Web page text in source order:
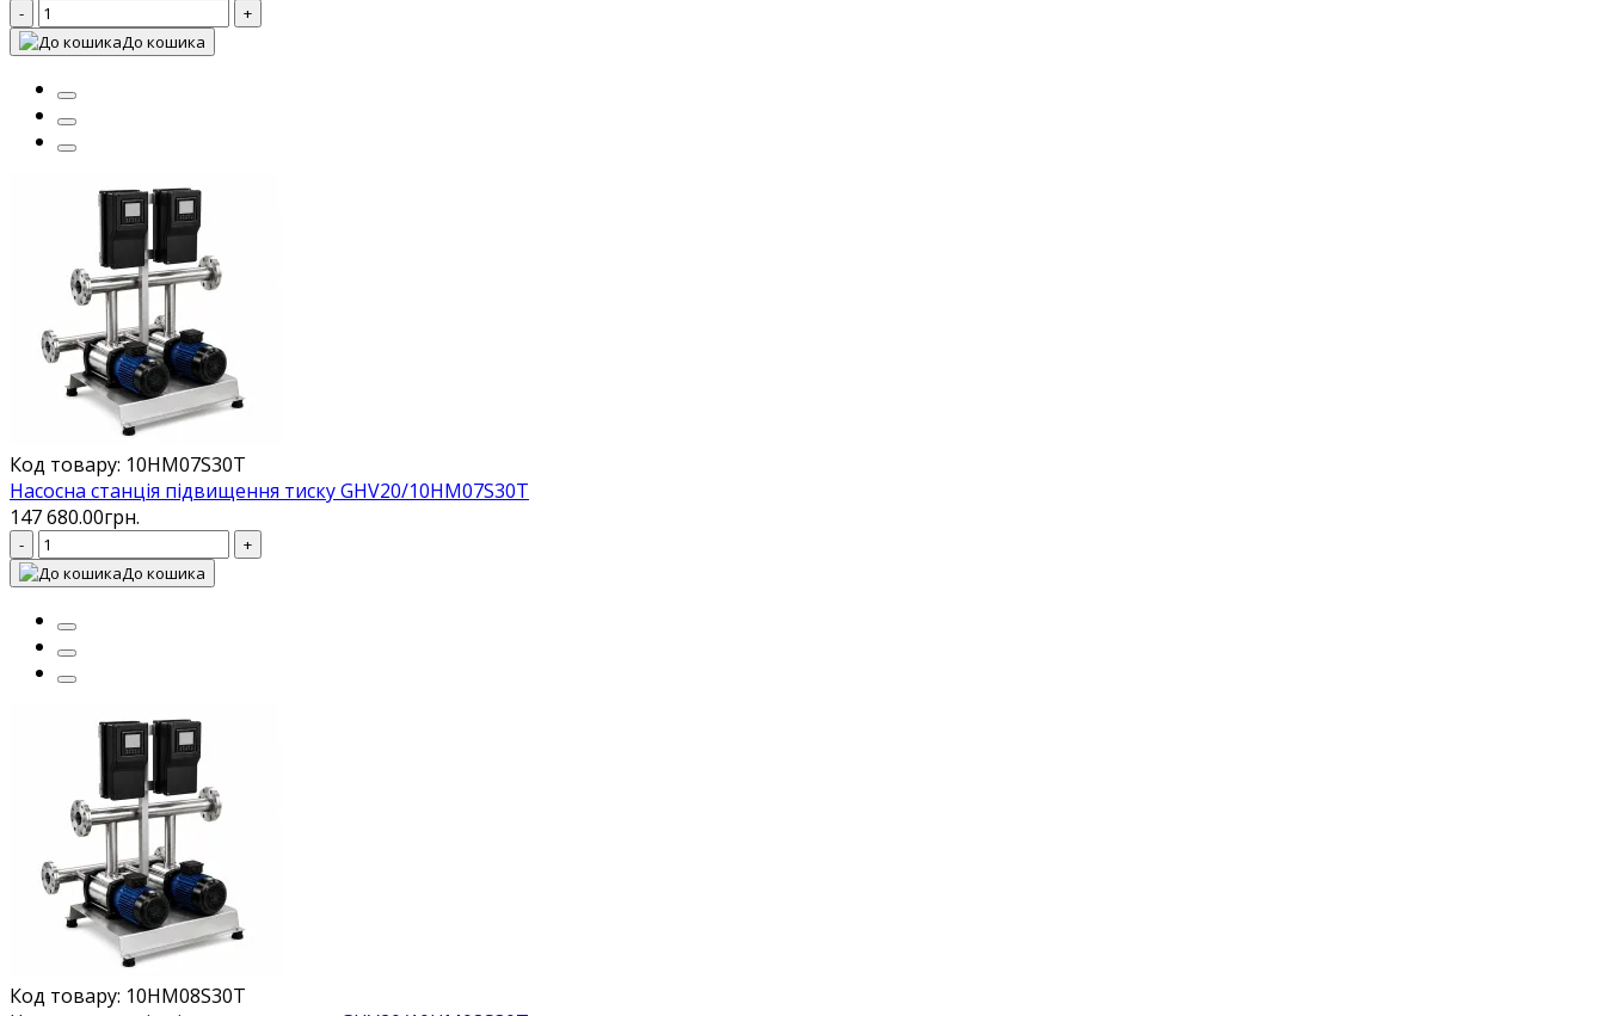
-
+
До кошика
Код товару: 10HM07S30T
Насосна станція підвищення тиску GHV20/10HM07S30T
147 680.00грн.
-
+
До кошика
Код товару: 10HM08S30T